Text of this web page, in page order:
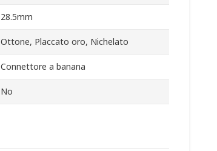
28.5mm
Ottone, Placcato oro, Nichelato
Connettore a banana
No